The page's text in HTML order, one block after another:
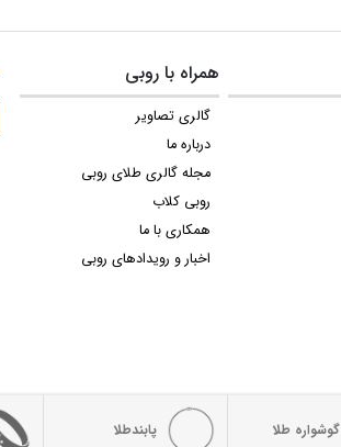
همراه با روبی
گالری تصاویر
درباره ما
مجله گالری طلای روبی
روبی کلاب
همکاری با ما
اخبار و رویدادهای روبی
گوشواره طلا پابندطلا